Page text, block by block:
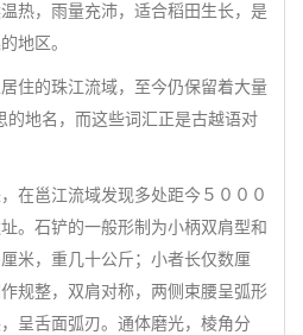
热，雨量充沛，适合稻田生长，是
地区。
的珠江流域，至今仍保留着大量
的地名，而这些词汇正是古越语对
邕江流域发现多处距今５０００
。石铲的一般形制为小柄双肩型和
米，重几十公斤；小者长仅数厘
规整，双肩对称，两侧束腰呈弧形
呈舌面弧刃。通体磨光，棱角分